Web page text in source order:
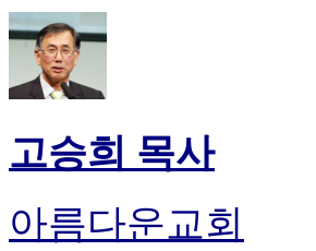
고승희 목사
아름다운교회